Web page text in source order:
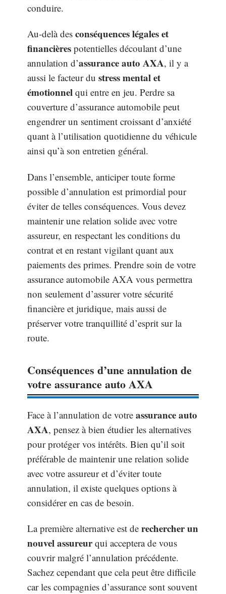
conduire.
Au-delà des conséquences légales et
financières potentielles découlant d’une
annulation d’assurance auto AXA, il y a
aussi le facteur du stress mental et
émotionnel qui entre en jeu. Perdre sa
couverture d’assurance automobile peut
engendrer un sentiment croissant d’anxiété
quant à l’utilisation quotidienne du véhicule
ainsi qu’à son entretien général.
Dans l’ensemble, anticiper toute forme
possible d’annulation est primordial pour
éviter de telles conséquences. Vous devez
maintenir une relation solide avec votre
assureur, en respectant les conditions du
contrat et en restant vigilant quant aux
paiements des primes. Prendre soin de votre
assurance automobile AXA vous permettra
non seulement d’assurer votre sécurité
financière et juridique, mais aussi de
préserver votre tranquillité d’esprit sur la
route.
Conséquences d’une annulation de
votre assurance auto AXA
Face à l’annulation de votre assurance auto
AXA, pensez à bien étudier les alternatives
pour protéger vos intérêts. Bien qu’il soit
préférable de maintenir une relation solide
avec votre assureur et d’éviter toute
annulation, il existe quelques options à
considérer en cas de besoin.
La première alternative est de rechercher un
nouvel assureurqui acceptera de vous
couvrir malgré l’annulation précédente.
Sachez cependant que cela peut être difficile
car les compagnies d’assurance sont souvent